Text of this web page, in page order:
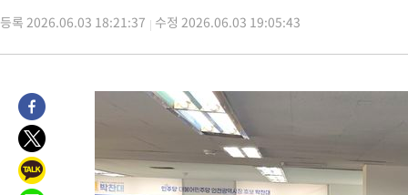
1시간 전 >“美 이란전 무기 소진…북한과 분쟁시 주한 미군 취약해질 수 있어”
-30681초 전 >[속보]장은수, KLPGA 제주삼다수 역전 우승…데뷔 10년 차에
-25973초 전 >
손흥민, 68분 뛰고 2경기 침묵…LAFC, 톨루카에 1-0 승리(종
-25245초 전 >
'2경기 연속 침묵' 손흥민, 톨루카전 68분만 뛰고 슈팅 0개
-23997초 전 >
이강인, 오늘 서울서 AT마드리드 입단식…'전례 없는 특급대
-10879초 전 >
'여긴 20도, 저긴 50도'…열화상 카메라로 본 폭염 저감시설 '
등록 2026.06.03 18:21:37 수정 2026.06.03 19:05:43